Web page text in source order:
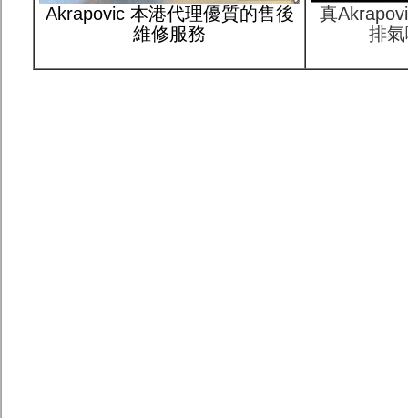
Akrapovic 本港代理優質的售後
維修服務
真
排